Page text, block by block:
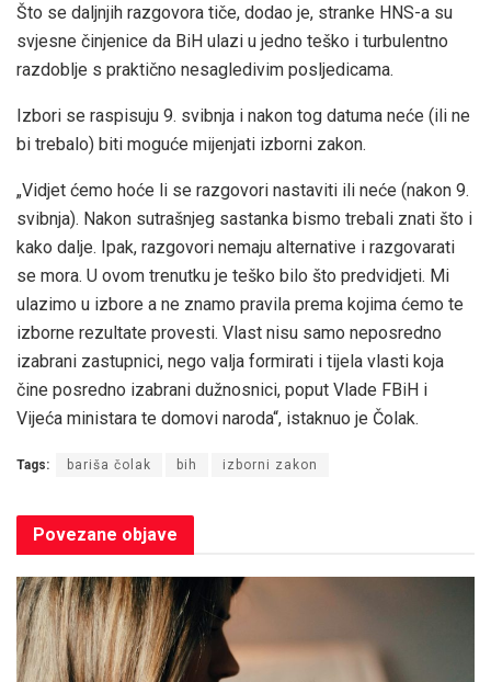
Što se daljnjih razgovora tiče, dodao je, stranke HNS-a su
svjesne činjenice da BiH ulazi u jedno teško i turbulentno
razdoblje s praktično nesagledivim posljedicama.
Izbori se raspisuju 9. svibnja i nakon tog datuma neće (ili ne
bi trebalo) biti moguće mijenjati izborni zakon.
„Vidjet ćemo hoće li se razgovori nastaviti ili neće (nakon 9.
svibnja). Nakon sutrašnjeg sastanka bismo trebali znati što i
kako dalje. Ipak, razgovori nemaju alternative i razgovarati
se mora. U ovom trenutku je teško bilo što predvidjeti. Mi
ulazimo u izbore a ne znamo pravila prema kojima ćemo te
izborne rezultate provesti. Vlast nisu samo neposredno
izabrani zastupnici, nego valja formirati i tijela vlasti koja
čine posredno izabrani dužnosnici, poput Vlade FBiH i
Vijeća ministara te domovi naroda“, istaknuo je Čolak.
Tags: bariša čolak bih izborni zakon
Povezane objave